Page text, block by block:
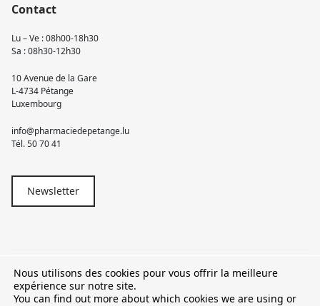
Contact
Lu – Ve : 08h00-18h30
Sa : 08h30-12h30
10 Avenue de la Gare
L-4734 Pétange
Luxembourg
info@pharmaciedepetange.lu
Tél.50 70 41
Newsletter
© 2026 Pharmacie Pétange
TVA LU15581262
Nous utilisons des cookies pour vous offrir la meilleure
expérience sur notre site.
You can find out more about which cookies we are using or